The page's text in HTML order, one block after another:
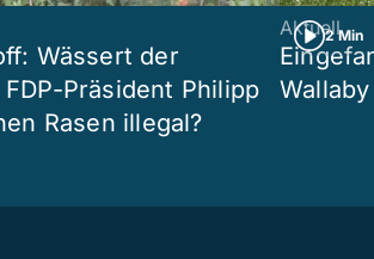
Wässert der
Präsident Philipp
Rasen illegal?
2 Min
Aktuell